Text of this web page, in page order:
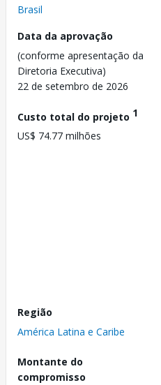
Brasil
Data da aprovação
(conforme apresentação da
Diretoria Executiva)
22 de setembro de 2026
Custo total do projeto 1
US$ 74.77 milhões
Região
América Latina e Caribe
Montante do
compromisso